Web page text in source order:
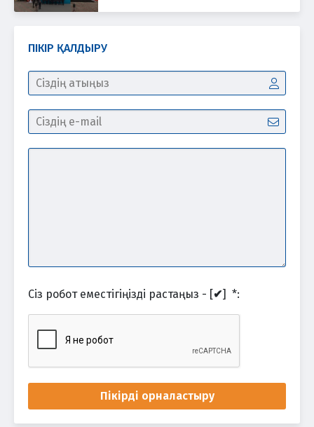
ПІКІР ҚАЛДЫРУ
Сіз робот еместігіңізді растаңыз - [✔] *:
Пікірді орналастыру